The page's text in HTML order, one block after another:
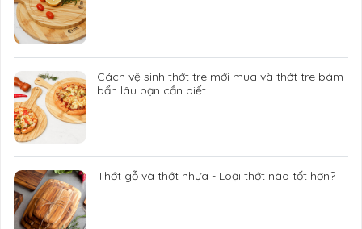
Cách vệ sinh thớt tre mới mua và thớt tre bám
bẩn lâu bạn cần biết
Thớt gỗ và thớt nhựa - Loại thớt nào tốt hơn?